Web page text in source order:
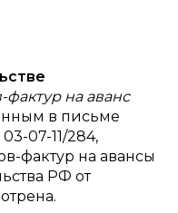
на аванс
в письме
07-11/284,
фактур на авансы
РФ от